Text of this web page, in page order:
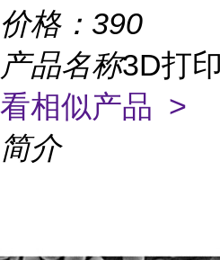
价格： 390
产品名称3D打
看相似产品 >
简介